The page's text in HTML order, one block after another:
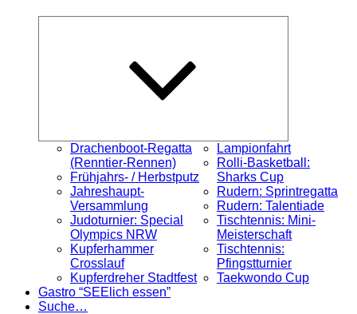
Drachenboot-Regatta
(Renntier-Rennen)
Frühjahrs- / Herbstputz
Jahreshaupt-
Versammlung
Judoturnier: Special
Olympics NRW
Kupferhammer
Crosslauf
Kupferdreher Stadtfest
Lampionfahrt
Rolli-Basketball:
Sharks Cup
Rudern: Sprintregatta
Rudern: Talentiade
Tischtennis: Mini-
Meisterschaft
Tischtennis:
Pfingstturnier
Taekwondo Cup
Gastro “SEElich essen”
Suche…